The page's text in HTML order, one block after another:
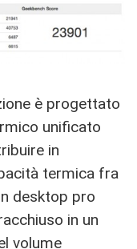
è progettato
unificato
in
termica fra
desktop pro
in un
volume